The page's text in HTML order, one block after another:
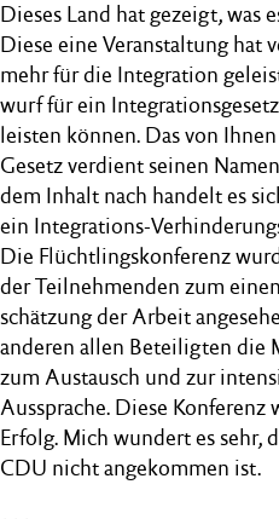
Dieses Land hat gezeigt, was
Diese eine Veranstaltung hat
mehr für die Integration
wurf für ein
leisten können. Das von
Gesetz verdient seinen
dem Inhalt nach handelt es
ein Integrations-
Die Flüchtlingskonferenz
der Teilnehmenden zum
schätzung der Arbeit
anderen allen Beteiligten die
zum Austausch und zur
Aussprache. Diese Konferenz
Erfolg. Mich wundert es sehr,
CDU nicht angekommen ist.